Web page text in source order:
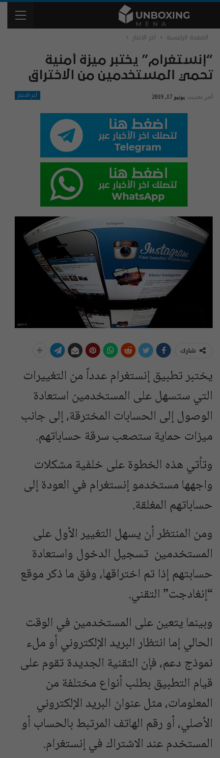
الصفحة الرئيسية آخر الاخبار
“إنستغرام” يختبر ميزة أمنية
تحمي المستخدمين من الاختراق
آخر الاخبار آخر تحديث يونيو 17, 2019
شارك
يختبر تطبيق إنستغرام عدداً من التغييرات
التي ستسهل على المستخدمين استعادة
الوصول إلى الحسابات المخترقة، إلى جانب
ميزات حماية ستصعب سرقة حساباتهم.
وتأتي هذه الخطوة على خلفية مشكلات
واجهها مستخدمو إنستغرام في العودة إلى
حساباتهم المغلقة.
ومن المنتظر أن يسهل التغيير الأول على
المستخدمين تسجيل الدخول واستعادة
حسابتهم إذا تم اختراقها، وفق ما ذكر موقع
“إنغادجت” التقني.
وبينما يتعين على المستخدمين في الوقت
الحالي إما انتظار البريد الإلكتروني أو ملء
نموذج دعم، فإن التقنية الجديدة تقوم على
قيام التطبيق بطلب أنواع مختلفة من
المعلومات، مثل عنوان البريد الإلكتروني
الأصلي، أو رقم الهاتف المرتبط بالحساب أو
المستخدم عند الاشتراك في إنستغرام.